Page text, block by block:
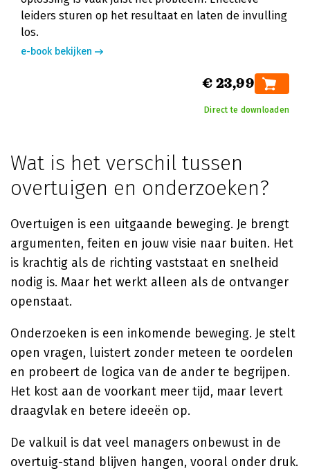
leiders sturen op het resultaat en laten de invulling
los.
e-book bekijken
€ 23,99
Direct te downloaden
Wat is het verschil tussen
overtuigen en onderzoeken?
Overtuigen is een uitgaande beweging. Je brengt
argumenten, feiten en jouw visie naar buiten. Het
is krachtig als de richting vaststaat en snelheid
nodig is. Maar het werkt alleen als de ontvanger
openstaat.
Onderzoeken is een inkomende beweging. Je stelt
open vragen, luistert zonder meteen te oordelen
en probeert de logica van de ander te begrijpen.
Het kost aan de voorkant meer tijd, maar levert
draagvlak en betere ideeën op.
De valkuil is dat veel managers onbewust in de
overtuig-stand blijven hangen, vooral onder druk.